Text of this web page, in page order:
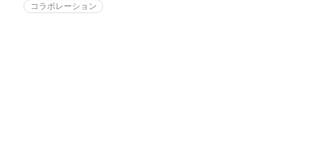
コラボレーション